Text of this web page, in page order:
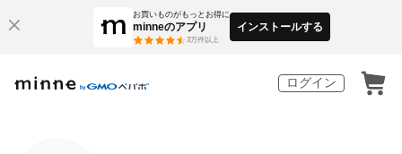
お買いものがもっとお得に
minneのアプリ
3万件以上
インストールする
ログイン